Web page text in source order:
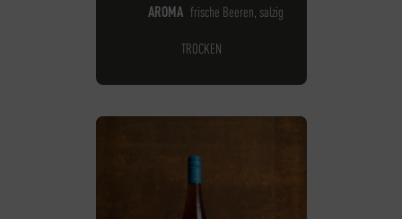
AROMA frische Beeren, salzig
TROCKEN